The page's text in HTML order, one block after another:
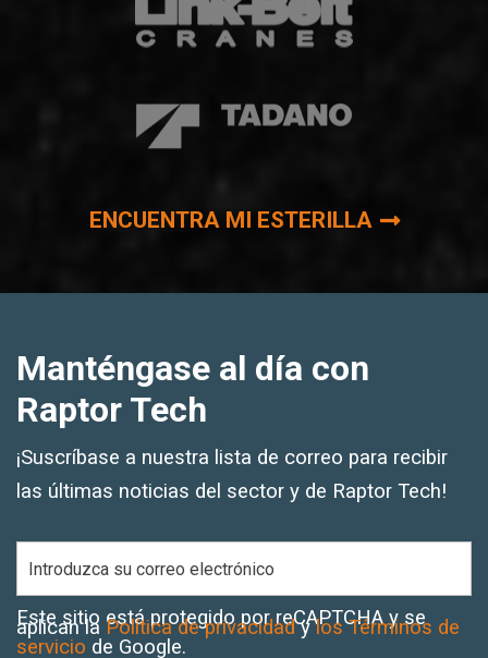
ENCUENTRA MI ESTERILLA
Manténgase al día con
Raptor Tech
¡Suscríbase a nuestra lista de correo para recibir
las últimas noticias del sector y de Raptor Tech!
Este sitio está protegido por reCAPTCHA y se
aplican la Política de privacidadylos Términos de
servicio de Google.